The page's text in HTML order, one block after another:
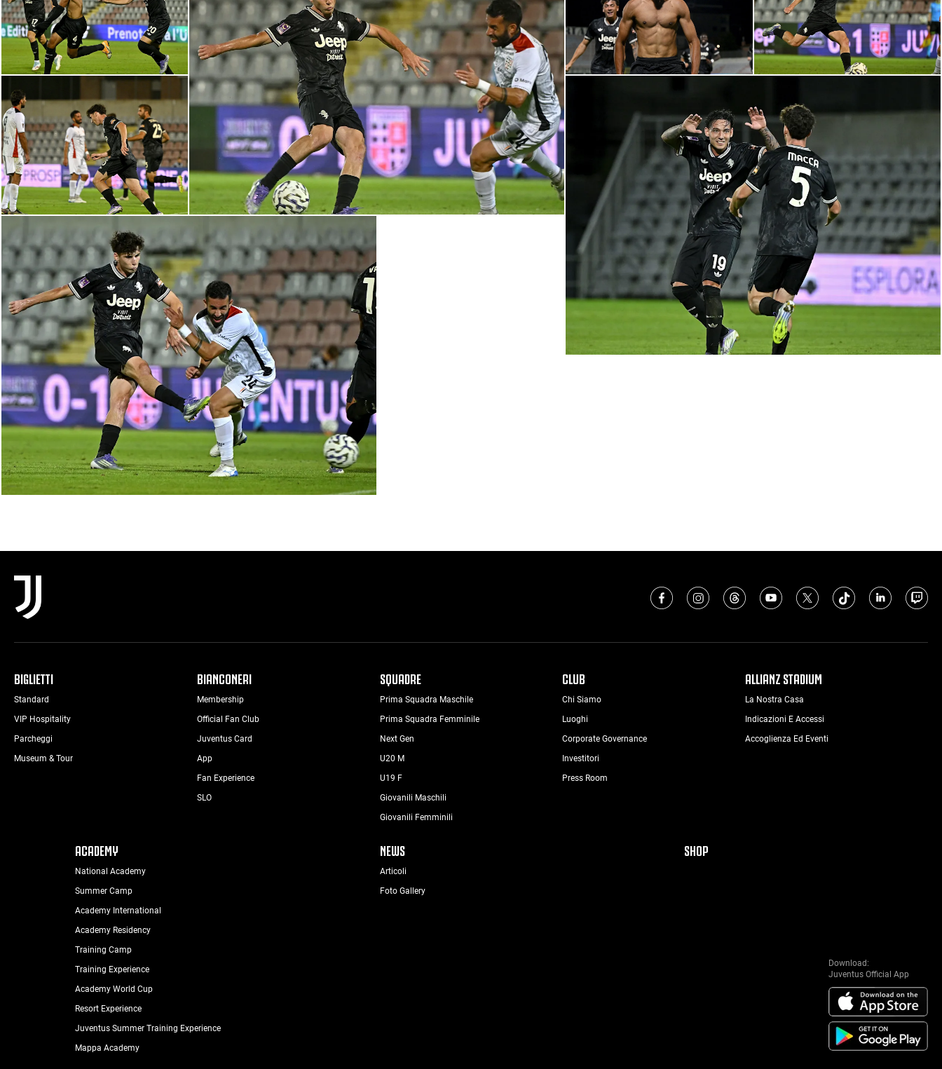
BIGLIETTI
Standard
VIP Hospitality
Parcheggi
Museum & Tour
BIANCONERI
Membership
Official Fan Club
Juventus Card
App
Fan Experience
SLO
SQUADRE
Prima Squadra Maschile
Prima Squadra Femminile
Next Gen
U20 M
U19 F
Giovanili Maschili
Giovanili Femminili
CLUB
Chi Siamo
Luoghi
Corporate Governance
Investitori
Press Room
ALLIANZ STADIUM
La Nostra Casa
Indicazioni E Accessi
Accoglienza Ed Eventi
ACADEMY
National Academy
Summer Camp
Academy International
Academy Residency
Training Camp
Training Experience
Academy World Cup
Resort Experience
Juventus Summer Training Experience
Mappa Academy
NEWS
Articoli
Foto Gallery
SHOP
Download:
Juventus Official App